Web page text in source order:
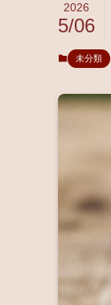
2026
5/06
未分類